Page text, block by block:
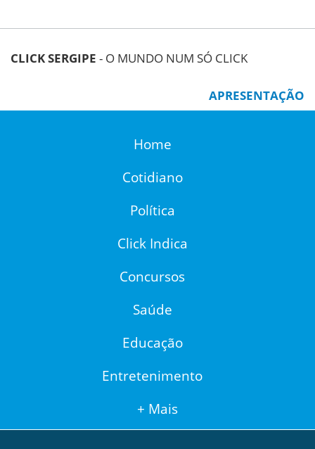
CLICK SERGIPE - O MUNDO NUM SÓ CLICK
APRESENTAÇÃO
Home
Cotidiano
Política
Click Indica
Concursos
Saúde
Educação
Entretenimento
+ Mais